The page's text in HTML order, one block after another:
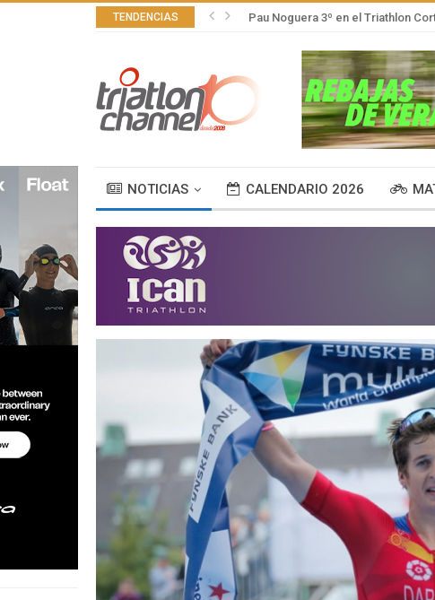
TENDENCIAS Pau Noguera 3º en el Triathlon
NOTICIAS CALENDARIO 2026